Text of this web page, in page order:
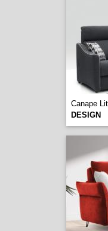
Canape
DESIGN